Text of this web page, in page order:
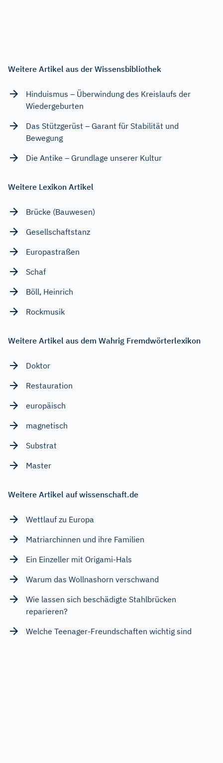
Weitere Artikel aus der Wissensbibliothek
Hinduismus – Überwindung des Kreislaufs der
Wiedergeburten
Das Stützgerüst – Garant für Stabilität und
Bewegung
Die Antike – Grundlage unserer Kultur
Weitere Lexikon Artikel
Brücke (Bauwesen)
Gesellschaftstanz
Europastraßen
Schaf
Böll, Heinrich
Rockmusik
Weitere Artikel aus dem Wahrig Fremdwörterlexikon
Doktor
Restauration
europäisch
magnetisch
Substrat
Master
Weitere Artikel auf wissenschaft.de
Wettlauf zu Europa
Matriarchinnen und ihre Familien
Ein Einzeller mit Origami-Hals
Warum das Wollnashorn verschwand
Wie lassen sich beschädigte Stahlbrücken
reparieren?
Welche Teenager-Freundschaften wichtig sind